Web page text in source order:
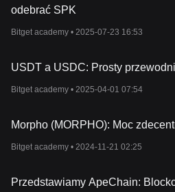
odebrać SPK
Bitget academy • 2025-07-23 16:53
USDT a USDC: Prosty
Bitget academy • 2025-04-01 07:54
Morpho (MORPHO): Moc
Bitget academy • 2024-11-21 02:25
Przedstawiamy ApeChain: